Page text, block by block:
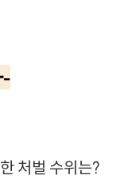
처벌 수위는?